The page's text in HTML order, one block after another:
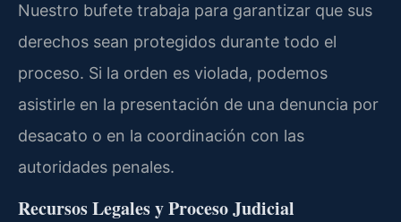
Nuestro bufete trabaja para garantizar que sus
derechos sean protegidos durante todo el
proceso. Si la orden es violada, podemos
asistirle en la presentación de una denuncia por
desacato o en la coordinación con las
autoridades penales.
Recursos Legales y Proceso Judicial